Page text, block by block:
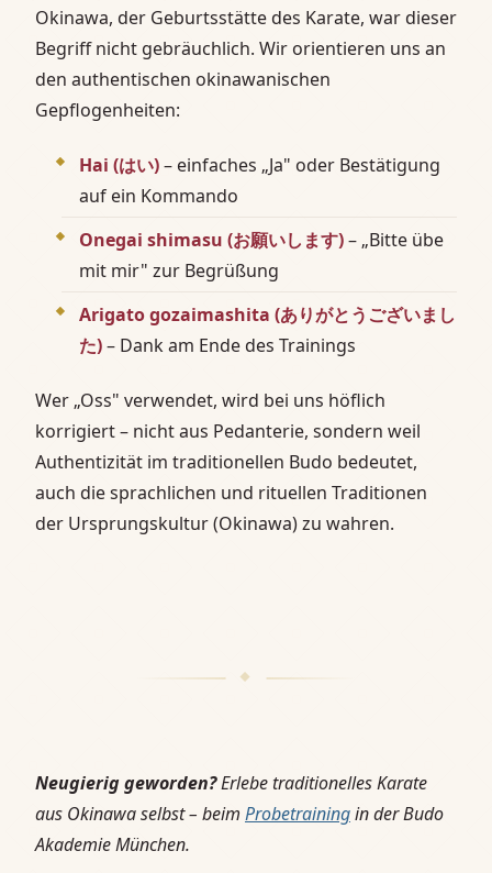
Okinawa, der Geburtsstätte des Karate, war dieser
Begriff nicht gebräuchlich. Wir orientieren uns an
den authentischen okinawanischen
Gepflogenheiten:
Hai (はい)– einfaches „Ja" oder Bestätigung
auf ein Kommando
Onegai shimasu (お願いします)– „Bitte übe
mit mir" zur Begrüßung
Arigato gozaimashita (ありがとうございまし
た)– Dank am Ende des Trainings
Wer „Oss" verwendet, wird bei uns höflich
korrigiert – nicht aus Pedanterie, sondern weil
Authentizität im traditionellen Budo bedeutet,
auch die sprachlichen und rituellen Traditionen
der Ursprungskultur (Okinawa) zu wahren.
Neugierig geworden?Erlebe traditionelles Karate
aus Okinawa selbst – beim Probetrainingin der Budo
Akademie München.